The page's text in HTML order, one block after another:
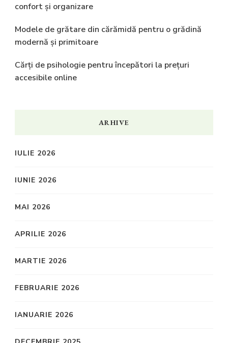
confort și organizare
Modele de grătare din cărămidă pentru o grădină
modernă și primitoare
Cărți de psihologie pentru începători la prețuri
accesibile online
ARHIVE
IULIE 2026
IUNIE 2026
MAI 2026
APRILIE 2026
MARTIE 2026
FEBRUARIE 2026
IANUARIE 2026